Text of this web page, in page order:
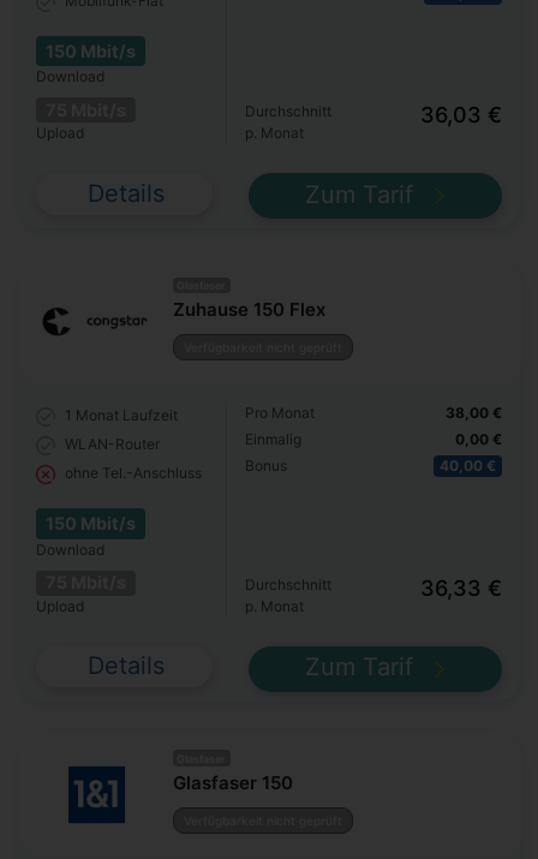
150 Mbit/s
Download
Upload
Durchschnitt
p. Monat
36,03 €
Details Zum Tarif
Zuhause 150 Flex
1 Monat Laufzeit
WLAN-Router
ohne Tel.-Anschluss
150 Mbit/s
Download
Upload
Pro Monat
Einmalig
Bonus
38,00 €
0,00 €
40,00 €
Durchschnitt
p. Monat
36,33 €
Details Zum Tarif
Glasfaser 150